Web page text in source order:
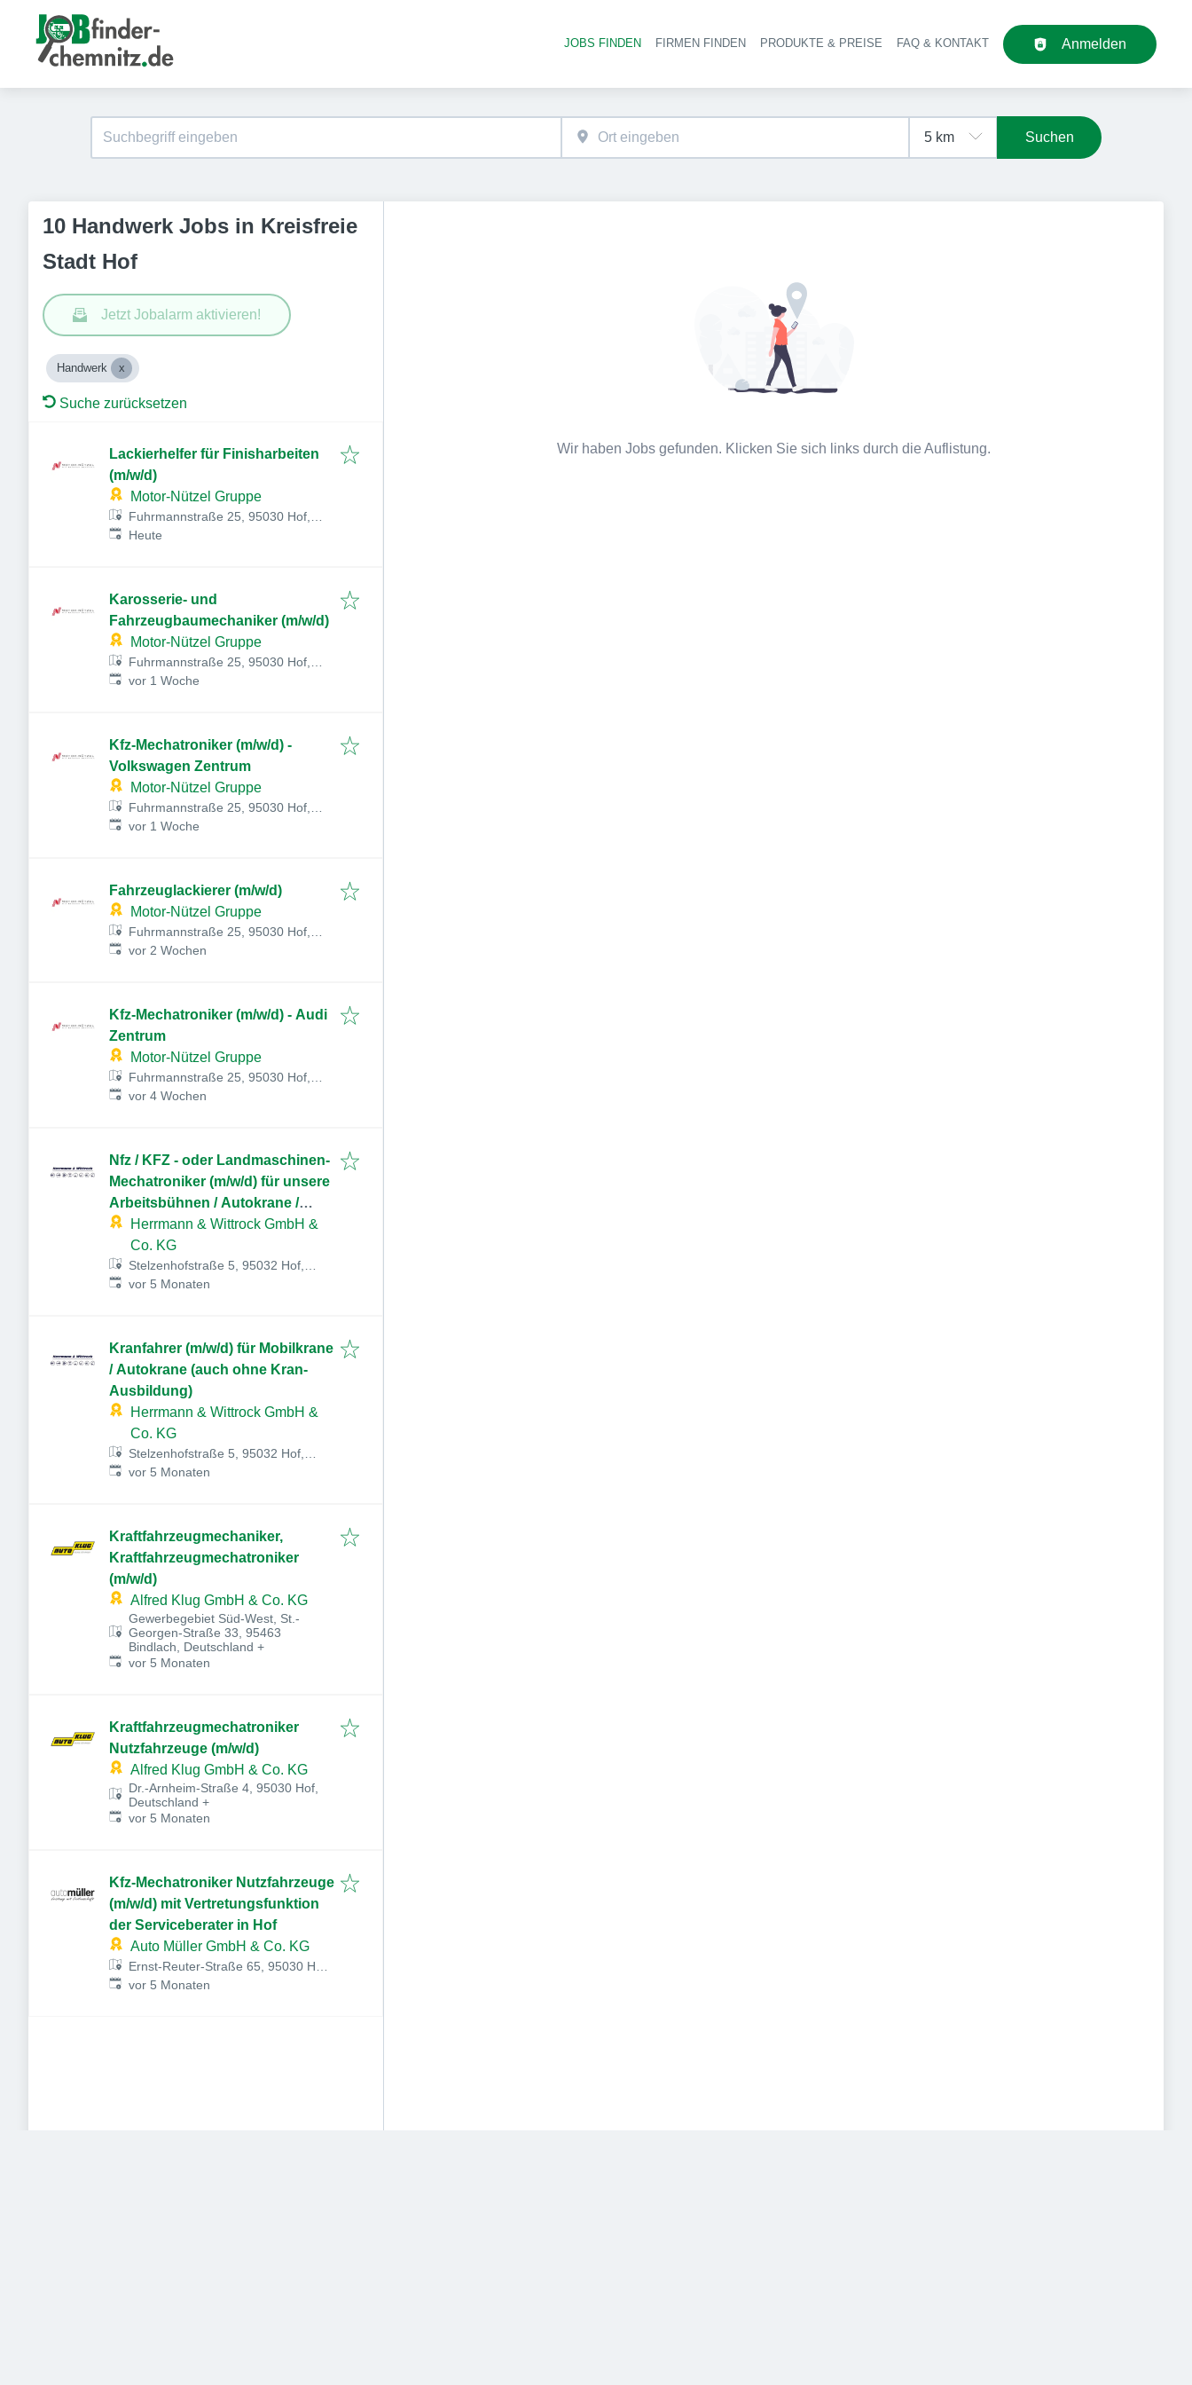
Haupt-Navigation
JOBS FINDEN FIRMEN FINDEN PRODUKTE & PREISE FAQ & KONTAKT Anmelden
Suchen
10 Handwerk Jobs in Kreisfreie
Stadt Hof
Jetzt Jobalarm aktivieren!
Handwerk
Suche zurücksetzen
Lackierhelfer für Finisharbeiten
(m/w/d)
Motor-Nützel Gruppe
Fuhrmannstraße 25, 95030 Hof,
Deutschland
Veröffentlicht
Heute
Karosserie- und
Fahrzeugbaumechaniker (m/w/d)
Motor-Nützel Gruppe
Fuhrmannstraße 25, 95030 Hof,
Deutschland
Veröffentlicht:
vor 1 Woche
Kfz-Mechatroniker (m/w/d) -
Volkswagen Zentrum
Motor-Nützel Gruppe
Fuhrmannstraße 25, 95030 Hof,
Deutschland
Veröffentlicht:
vor 1 Woche
Fahrzeuglackierer (m/w/d)
Motor-Nützel Gruppe
Fuhrmannstraße 25, 95030 Hof,
Deutschland
Veröffentlicht:
vor 2 Wochen
Kfz-Mechatroniker (m/w/d) - Audi
Zentrum
Motor-Nützel Gruppe
Fuhrmannstraße 25, 95030 Hof,
Deutschland
Veröffentlicht:
vor 4 Wochen
Nfz / KFZ - oder Landmaschinen-
Mechatroniker (m/w/d) für unsere
Arbeitsbühnen / Autokrane /
StaplerHerrmann & Wittrock GmbH &
Co. KG
Stelzenhofstraße 5, 95032 Hof,
Deutschland
Veröffentlicht:
vor 5 Monaten
Kranfahrer (m/w/d) für Mobilkrane
/ Autokrane (auch ohne Kran-
Ausbildung)
Herrmann & Wittrock GmbH &
Co. KG
Stelzenhofstraße 5, 95032 Hof,
Deutschland
Veröffentlicht:
vor 5 Monaten
Kraftfahrzeugmechaniker,
Kraftfahrzeugmechatroniker
(m/w/d)
Alfred Klug GmbH & Co. KG
Gewerbegebiet Süd-West, St.-
Georgen-Straße 33, 95463
Bindlach, Deutschland +
Veröffentlicht:
vor 5 Monaten
Kraftfahrzeugmechatroniker
Nutzfahrzeuge (m/w/d)
Alfred Klug GmbH & Co. KG
Dr.-Arnheim-Straße 4, 95030 Hof,
Deutschland +
Veröffentlicht:
vor 5 Monaten
Kfz-Mechatroniker Nutzfahrzeuge
(m/w/d) mit Vertretungsfunktion
der Serviceberater in Hof
Auto Müller GmbH & Co. KG
Ernst-Reuter-Straße 65, 95030 Hof,
Deutschland
Veröffentlicht:
vor 5 Monaten
Wir haben Jobs gefunden. Klicken Sie sich links durch die Auflistung.